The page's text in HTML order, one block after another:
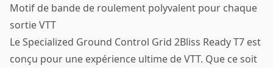
Motif de bande de roulement polyvalent pour chaque
sortie VTT
Le Specialized Ground Control Grid 2Bliss Ready T7 est
conçu pour une expérience ultime de VTT. Que ce soit